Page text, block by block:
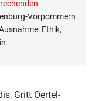
Vorpommern
Ethik,
Gritt Oertel-